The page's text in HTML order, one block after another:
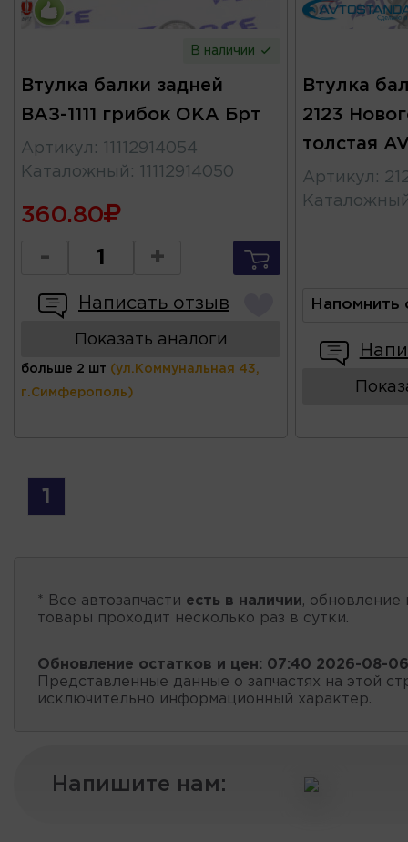
В наличии
Втулка балки задней
ВАЗ-1111 грибок ОКА Брт
Артикул :
11112914054
Каталожный : 11112914050
360.80
- +
Написать отзыв
Показать аналоги
больше 2 шт (ул.Коммунальная 43,
г.Симферополь)
Втулка
2123
толстая
Артикул :
Напомнить
1
* Все автозапчасти есть в наличии, обновление
товары проходит несколько раз в сутки.
Обновление остатков и цен: 07:40 2026-08-06
Представленные данные о запчастях на этой
исключительно информационный характер.
Напишите нам: